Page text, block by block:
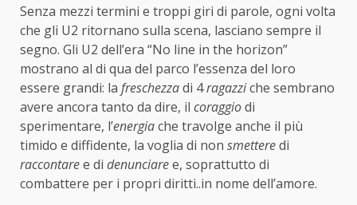
Senza mezzi termini e troppi giri di parole, ogni volta
che gli U2 ritornano sulla scena, lasciano sempre il
segno. Gli U2 dell’era “No line in the horizon”
mostrano al di qua del parco l’essenza del loro
essere grandi: la freschezzadi 4ragazziche sembrano
avere ancora tanto da dire, il coraggiodi
sperimentare, l’energiache travolge anche il più
timido e diffidente, la voglia di non smetteredi
raccontaree di denunciaree, soprattutto di
combattere per i propri diritti..in nome dell’amore.